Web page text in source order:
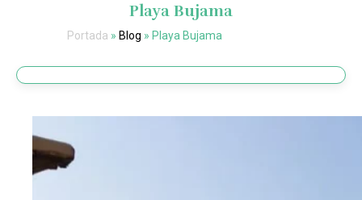
Playa Bujama
Portada » Blog » Playa Bujama